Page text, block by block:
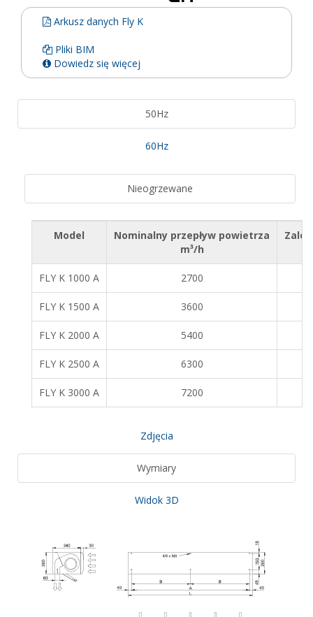
Arkusz danych Fly K
Pliki BIM
Dowiedz się więcej
50Hz
60Hz
Nieogrzewane
Model
Nominalny przepływ powietrza
m³/h
FLY K 1000 A 2700
FLY K 1500 A 3600
FLY K 2000 A 5400
FLY K 2500 A 6300
FLY K 3000 A 7200
Zdjęcia
Wymiary
Widok 3D